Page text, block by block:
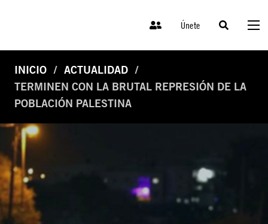
Únete
INICIO
ACTUALIDAD
TERMINEN CON LA BRUTAL REPRESIÓN DE LA
POBLACIÓN PALESTINA